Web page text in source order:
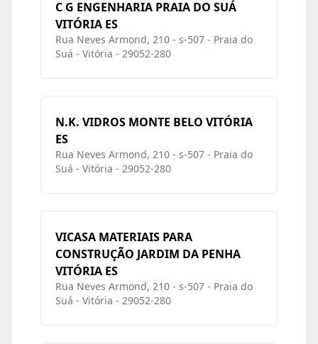
C G ENGENHARIA PRAIA DO SUÁ
VITÓRIA ES
Rua Neves Armond, 210 - s-507 - Praia do
Suá - Vitória - 29052-280
N.K. VIDROS MONTE BELO VITÓRIA
ES
Rua Neves Armond, 210 - s-507 - Praia do
Suá - Vitória - 29052-280
VICASA MATERIAIS PARA
CONSTRUÇÃO JARDIM DA PENHA
VITÓRIA ES
Rua Neves Armond, 210 - s-507 - Praia do
Suá - Vitória - 29052-280